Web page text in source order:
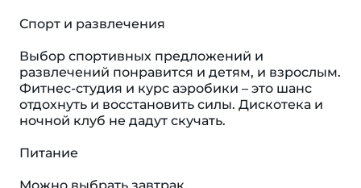
Спорт и развлечения
Выбор спортивных предложений и
развлечений понравится и детям, и взрослым.
Фитнес-студия и курс аэробики – это шанс
отдохнуть и восстановить силы. Дискотека и
ночной клуб не дадут скучать.
Питание